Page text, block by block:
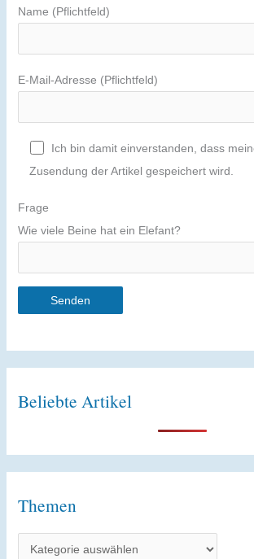
Name (Pflichtfeld)
E-Mail-Adresse (Pflichtfeld)
Ich bin damit einverstanden, dass
Zusendung der Artikel gespeichert wird.
Frage
Wie viele Beine hat ein Elefant?
e
n
a
t
Beliebte Artikel
Themen